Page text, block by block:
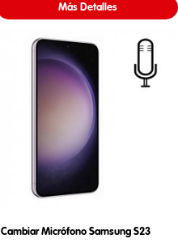
Más Detalles
Cambiar Micrófono Samsung S23